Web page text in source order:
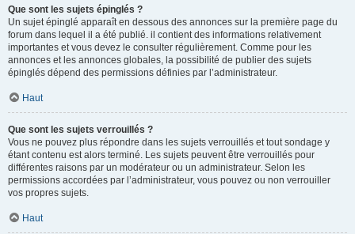
Que sont les sujets épinglés ?
Un sujet épinglé apparaît en dessous des annonces sur la première page du
forum dans lequel il a été publié. il contient des informations relativement
importantes et vous devez le consulter régulièrement. Comme pour les
annonces et les annonces globales, la possibilité de publier des sujets
épinglés dépend des permissions définies par l’administrateur.
Haut
Que sont les sujets verrouillés ?
Vous ne pouvez plus répondre dans les sujets verrouillés et tout sondage y
étant contenu est alors terminé. Les sujets peuvent être verrouillés pour
différentes raisons par un modérateur ou un administrateur. Selon les
permissions accordées par l’administrateur, vous pouvez ou non verrouiller
vos propres sujets.
Haut